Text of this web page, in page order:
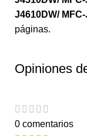
J4610DW/
páginas.
Opiniones
0 comentarios